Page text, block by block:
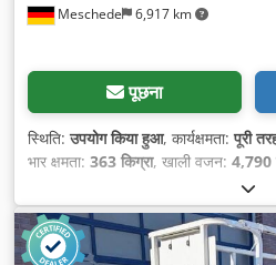
Meschede 6,917 km
पूछना
स्थिति:उपयोग किया हुआ, कार्यक्षमता:पूरी
भार क्षमता: 363 किग्रा, खाली वजन: 4,790
, ड्राइव प्रकार:
कार्य ऊँचाई:14,000 मिमी,